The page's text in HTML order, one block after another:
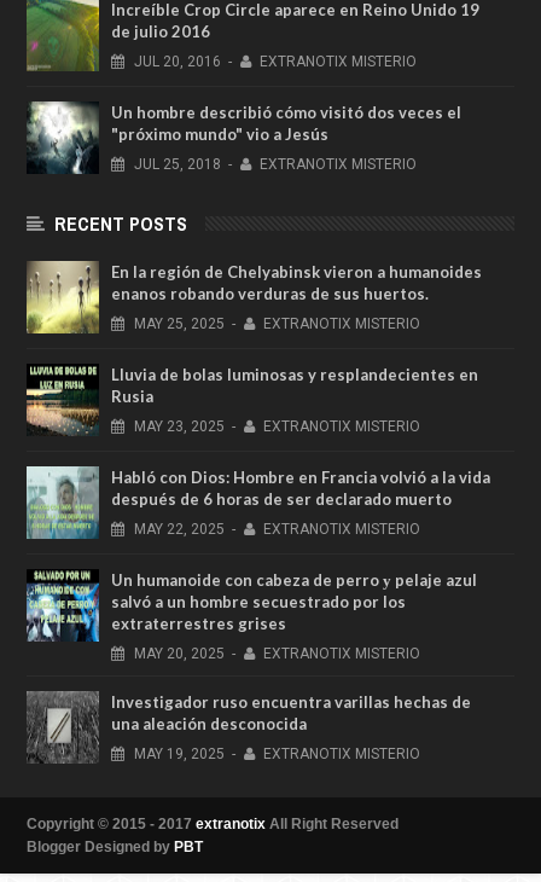
Increíble Crop Circle aparece en Reino Unido 19
de julio 2016
JUL 20, 2016 - EXTRANOTIX MISTERIO
Un hombre describió cómo visitó dos veces el
"próximo mundo" vio a Jesús
JUL 25, 2018 - EXTRANOTIX MISTERIO
RECENT POSTS
En la región de Chelyabinsk vieron a humanoides
enanos robando verduras de sus huertos.
MAY 25, 2025 - EXTRANOTIX MISTERIO
Lluvia de bolas luminosas y resplandecientes en
Rusia
MAY 23, 2025 - EXTRANOTIX MISTERIO
Habló con Dios: Hombre en Francia volvió a la vida
después de 6 horas de ser declarado muerto
MAY 22, 2025 - EXTRANOTIX MISTERIO
Un humanoide con cabeza de perro у pelaje azul
salvó a un hombre secuestrado por los
extraterrestres grises
MAY 20, 2025 - EXTRANOTIX MISTERIO
Investigador ruso encuentra varillas hechas de
una aleación desconocida
MAY 19, 2025 - EXTRANOTIX MISTERIO
Copyright © 2015 - 2017 extranotix All Right Reserved
Blogger Designed by PBT